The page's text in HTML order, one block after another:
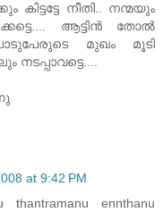
നീതി.. നന്മയും
ആട്ടിന്‍ തോല്‍
മുഖം മൂടി
നടപ്പാവട്ടെ....
at 9:42 PM
ennthanu